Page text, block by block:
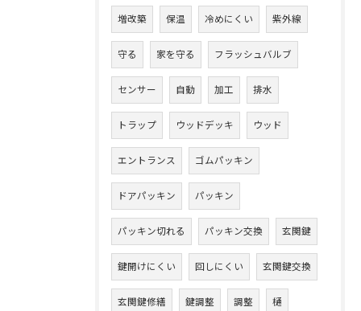
増改築 保温 冷めにくい 紫外線
守る 家を守る フラッシュバルブ
センサー 自動 加工 排水
トラップ ウッドデッキ ウッド
エントランス ゴムパッキン
ドアパッキン パッキン
パッキン切れる パッキン交換 玄関鍵
鍵開けにくい 回しにくい 玄関鍵交換
玄関鍵修繕 鍵調整 調整 樋